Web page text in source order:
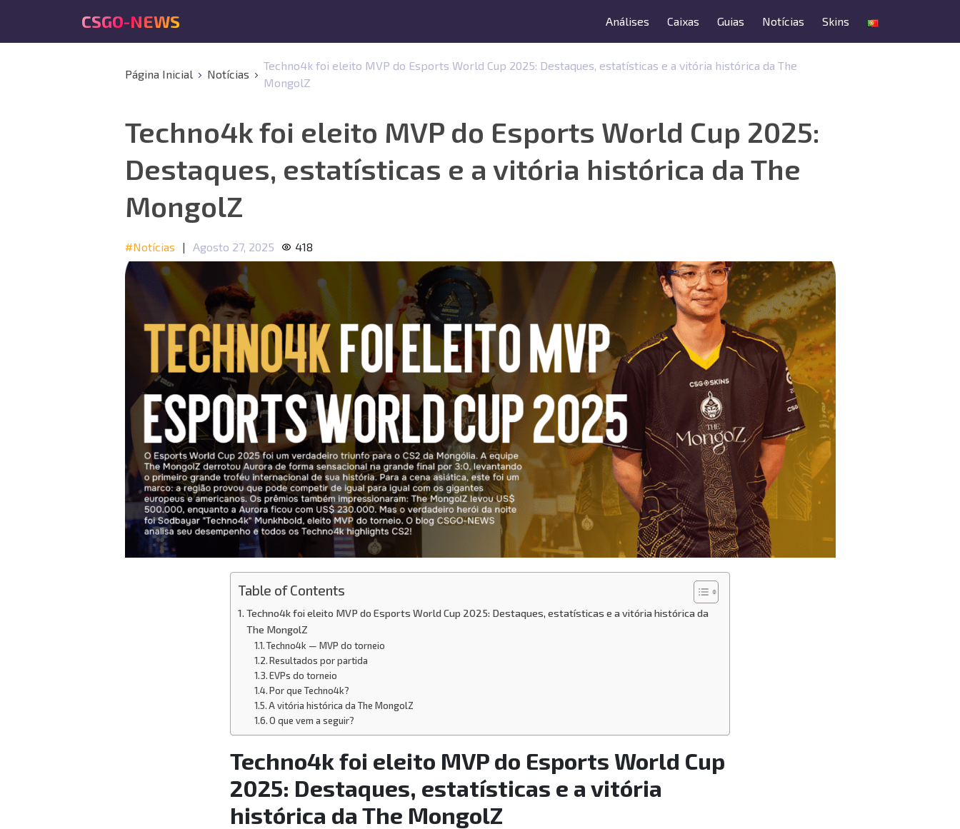
CSGO-NEWS Análises Caixas Guias Notícias Skins
Página Inicial Notícias
Techno4k foi eleito MVP do Esports World Cup 2025: Destaques, estatísticas e a vitória histórica da The
MongolZ
Techno4k foi eleito MVP do Esports World Cup 2025:
Destaques, estatísticas e a vitória histórica da The
MongolZ
#Notícias | Agosto 27, 2025 418
Table of Contents
Techno4k foi eleito MVP do Esports World Cup 2025: Destaques, estatísticas e a vitória histórica da
The MongolZ
Techno4k — MVP do torneio
Resultados por partida
EVPs do torneio
Por que Techno4k?
A vitória histórica da The MongolZ
O que vem a seguir?
Techno4k foi eleito MVP do Esports World Cup
2025: Destaques, estatísticas e a vitória
histórica da The MongolZ